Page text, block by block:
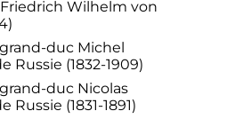
Wilhelm von
duc Michel
Russie (1832-1909)
duc Nicolas
Russie (1831-1891)